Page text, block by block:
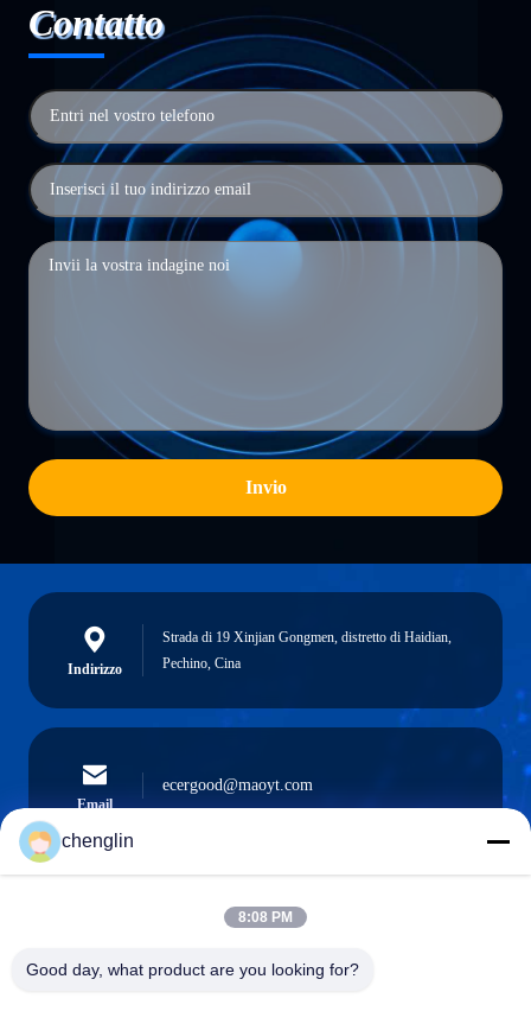
Contatto
Invio
Indirizzo
Strada di 19 Xinjian Gongmen, distretto di Haidian,
Pechino, Cina
Email
ecergood@maoyt.com
0086-731-861329934568
chenglin
8:08 PM
Good day, what product are you looking for?